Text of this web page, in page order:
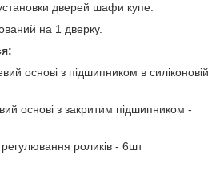
дверей шафи купе.
на 1 дверку.
основі з підшипником в силіконовій
основі з закритим підшипником -
регулювання роликів - 6шт